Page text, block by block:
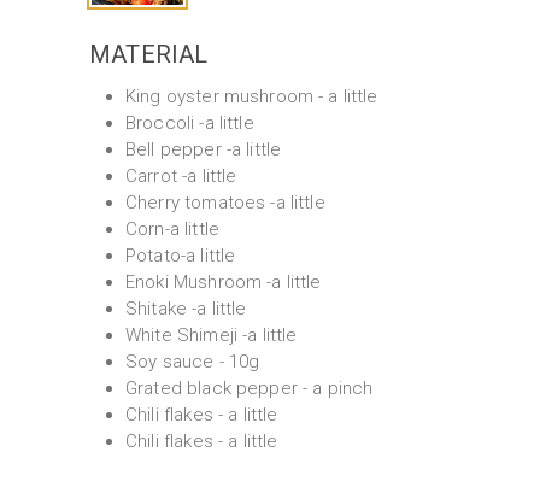
MATERIAL
King oyster mushroom - a little
Broccoli -a little
Bell pepper -a little
Carrot -a little
Cherry tomatoes -a little
Corn-a little
Potato-a little
Enoki Mushroom -a little
Shitake -a little
White Shimeji -a little
Soy sauce - 10g
Grated black pepper - a pinch
Chili flakes - a little
Chili flakes - a little